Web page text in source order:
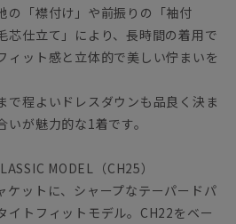
の「襟付け」や前振りの「袖付
芯仕立て」により、長時間の着用で
ィット感と立体的で美しい佇まいを
で程よいドレスダウンも品良く決ま
が魅力的な1着です。
MODEL（CH25）
ケットに、シャープなテーパードパ
イトフィットモデル。CH22をベー